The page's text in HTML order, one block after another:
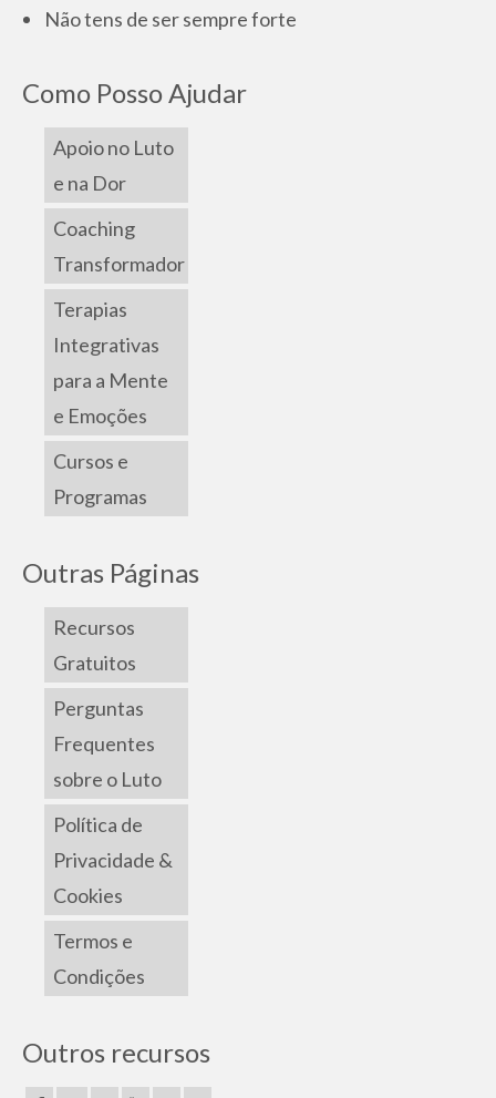
Não tens de ser sempre forte
Como Posso Ajudar
Apoio no Luto
e na Dor
Coaching
Transformador
Terapias
Integrativas
para a Mente
e Emoções
Cursos e
Programas
Outras Páginas
Recursos
Gratuitos
Perguntas
Frequentes
sobre o Luto
Política de
Privacidade &
Cookies
Termos e
Condições
Outros recursos